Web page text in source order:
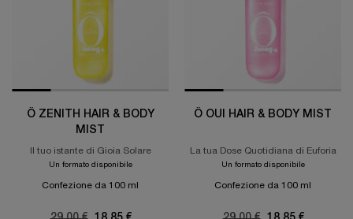
Ô ZENITH HAIR & BODY
MIST
Il tuo istante di Gioia Solare
Un formato disponibile
Confezione da 100 ml
Ô OUI HAIR & BODY MIST
La tua Dose Quotidiana di Euforia
Un formato disponibile
Confezione da 100 ml